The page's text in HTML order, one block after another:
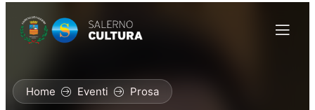
Home Eventi Prosa